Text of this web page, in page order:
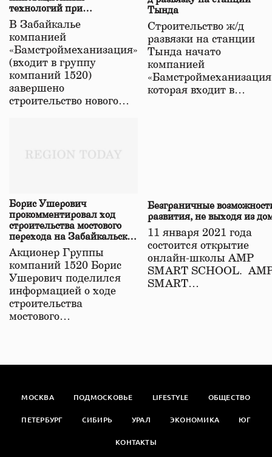
технологий при
строительстве нового моста
в Забайкалье
В Забайкалье
компанией
«Бамстроймеханизация»
(входит в группу
компаний 1520)
завершено
строительство нового…
Тында
Строительство ж/д
развязки на станции
Тында начато
компанией
которая входит в…
Борис Ушерович
прокомментировал ход
строительства мостового
перехода на Забайкальской
железной дороге
Акционер Группы
компаний 1520 Борис
Ушерович поделился
информацией о ходе
строительства
мостового…
Безграничные
развития, не выходя из
11 января 2021 года
состоится открытие
онлайн-школы АМР
SMART SCHOOL.
SMART…
МОСКВА ПОДМОСКОВЬЕ LIFESTYLE ОБЩЕСТВО
ПЕТЕРБУРГ СИБИРЬ УРАЛ ЭКОНОМИКА ЮГ
КОНТАКТЫ